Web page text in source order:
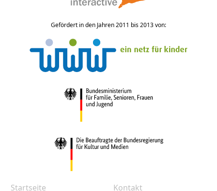
Gefördert in den Jahren 2011 bis 2013 von:
Startseite Kontakt